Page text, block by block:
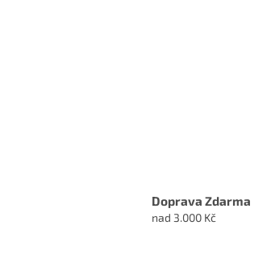
Doprava Zdarma
nad 3.000 Kč